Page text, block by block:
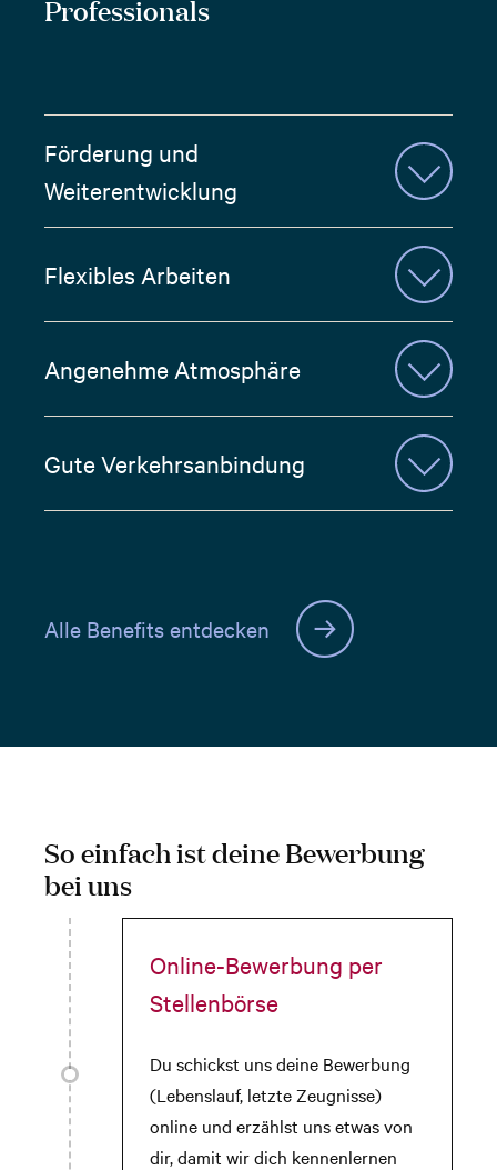
Professionals
Förderung und
Weiterentwicklung
Flexibles Arbeiten
Angenehme Atmosphäre
Gute Verkehrsanbindung
Alle Benefits entdecken
So einfach ist deine Bewerbung
bei uns
Online-Bewerbung per
Stellenbörse
Du schickst uns deine Bewerbung
(Lebenslauf, letzte Zeugnisse)
online und erzählst uns etwas von
dir, damit wir dich kennenlernen